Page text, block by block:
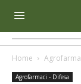
Home
Agrofarmaci - Difesa